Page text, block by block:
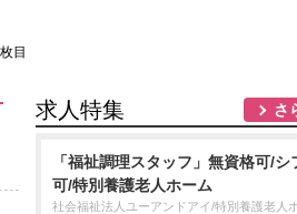
目
求人特集 さ
「福祉調理スタッフ」無資格可/シ
可/特別養護老人ホーム
社会福祉法人ユーアンドアイ/特別養護老人